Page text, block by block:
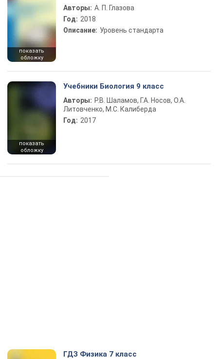
показать
обложку
Авторы: А. П. Глазова
Год: 2018
Описание: Уровень стандарта
показать
обложку
Учебники Биология 9 класс
Авторы: Р.В. Шаламов, Г.А. Носов, О.А.
Литовченко, М.С. Калиберда
Год: 2017
ГДЗ Физика 7 класс